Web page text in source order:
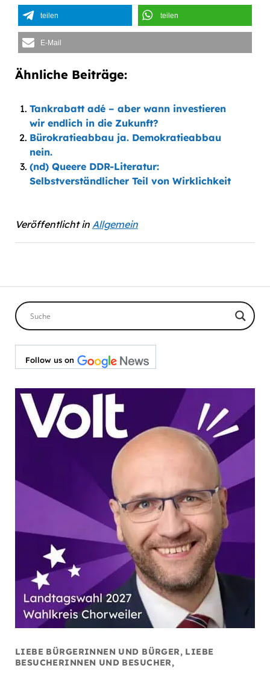
teilen teilen
E-Mail
Ähnliche Beiträge:
Tankrabatt adé – aber wann investieren
wir endlich in die Zukunft?
Bürokratieabbau ja. Demokratieabbau
nein.
(nd) Queere DDR-Literatur:
Selbstverständlicher Teil von Wirklichkeit
Veröffentlicht in Allgemein
Follow us on
LIEBE BÜRGERINNEN UND BÜRGER, LIEBE
BESUCHERINNEN UND BESUCHER,